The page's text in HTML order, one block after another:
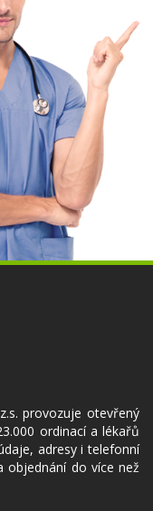
provozuje otevřený
ordinací a lékařů
adresy i telefonní
objednání do více než